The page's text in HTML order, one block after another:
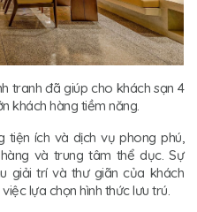
tranh đã giúp cho khách sạn 4
khách hàng tiềm năng.
tiện ích và dịch vụ phong phú,
và trung tâm thể dục. Sự
giải trí và thư giãn của khách
lựa chọn hình thức lưu trú.